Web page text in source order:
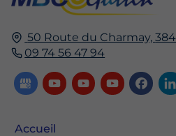
50 Route du Charmay,
09 74 56 47 94
Accueil